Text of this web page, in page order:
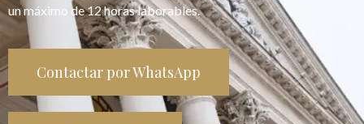
un máximo de 12 horas laborables.
Contactar por WhatsApp